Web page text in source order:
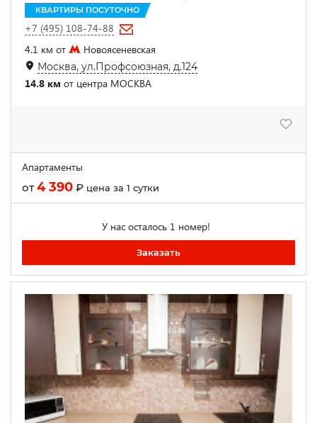
КВАРТИРЫ ПОСУТОЧНО
+7 (495) 108-74-88
4.1 км от
Новоясеневская
Москва, ул.Профсоюзная, д.124
14.8 км от центра МОСКВА
Апартаменты
от4 390 ₽ цена за 1 сутки
У нас осталось 1 номер!
Заказать